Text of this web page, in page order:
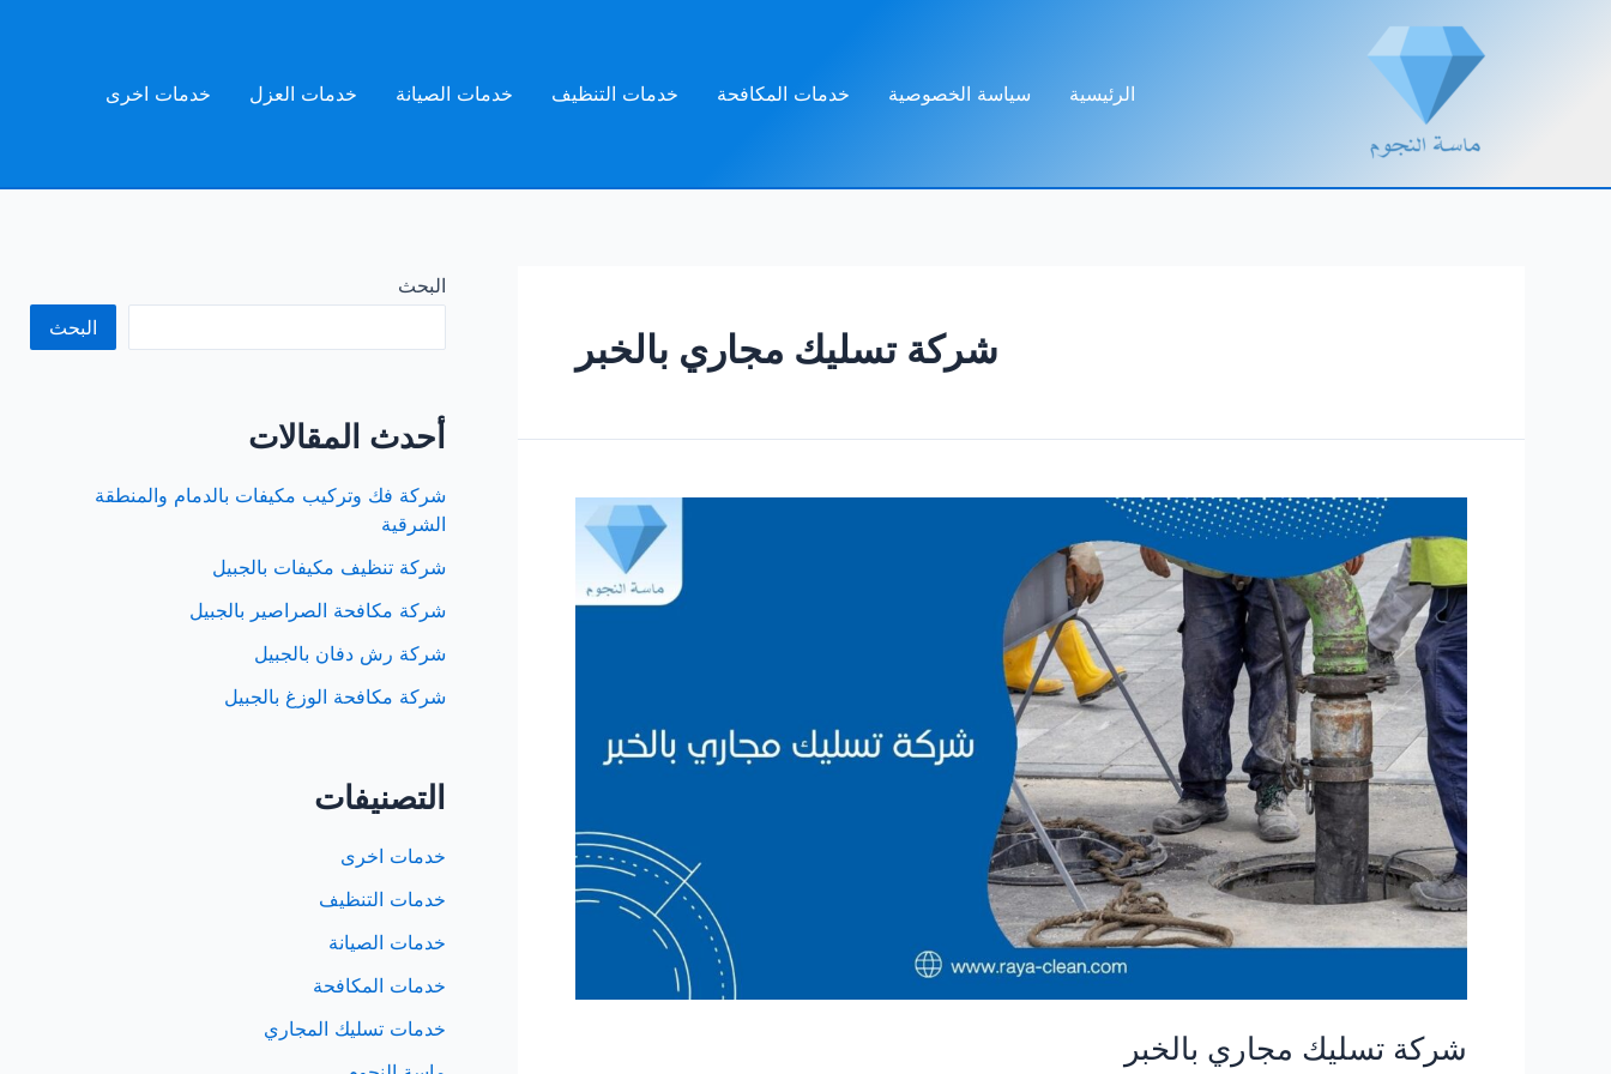
الرئيسية
سياسة الخصوصية خدمات المكافحة خدمات التنظيف خدمات الصيانة خدمات العزل خدمات اخرى
شركة تسليك مجاري بالخبر
شركة تسليك مجاري بالخبر
البحث
البحث
أحدث المقالات
شركة فك وتركيب مكيفات بالدمام والمنطقة
الشرقية
شركة تنظيف مكيفات بالجبيل
شركة مكافحة الصراصير بالجبيل
شركة رش دفان بالجبيل
شركة مكافحة الوزغ بالجبيل
التصنيفات
خدمات اخرى
خدمات التنظيف
خدمات الصيانة
خدمات المكافحة
خدمات تسليك المجاري